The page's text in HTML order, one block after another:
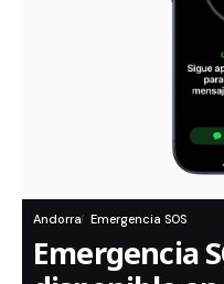
Andorra Emergencia SOS
Emergencia